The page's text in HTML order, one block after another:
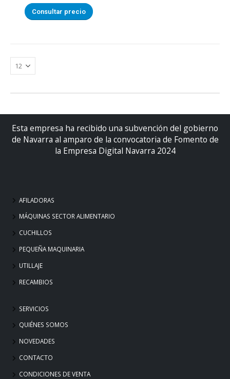
Consultar precio
Esta empresa ha recibido una subvención del gobierno
de Navarra al amparo de la convocatoria de Fomento de
la Empresa Digital Navarra 2024
AFILADORAS
MÁQUINAS SECTOR ALIMENTARIO
CUCHILLOS
PEQUEÑA MAQUINARIA
UTILLAJE
RECAMBIOS
SERVICIOS
QUIÉNES SOMOS
NOVEDADES
CONTACTO
CONDICIONES DE VENTA